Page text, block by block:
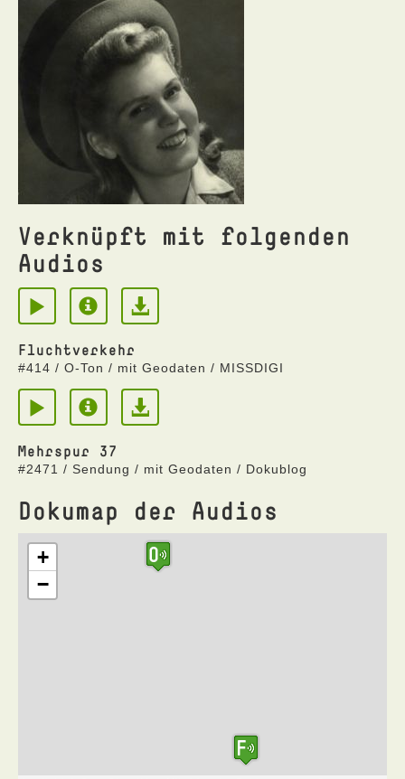
Verknüpft mit folgenden
Audios
Fluchtverkehr
#414 / O-Ton / mit Geodaten / MISSDIGI
Mehrspur 37
#2471 / Sendung / mit Geodaten / Dokublog
Dokumap der Audios